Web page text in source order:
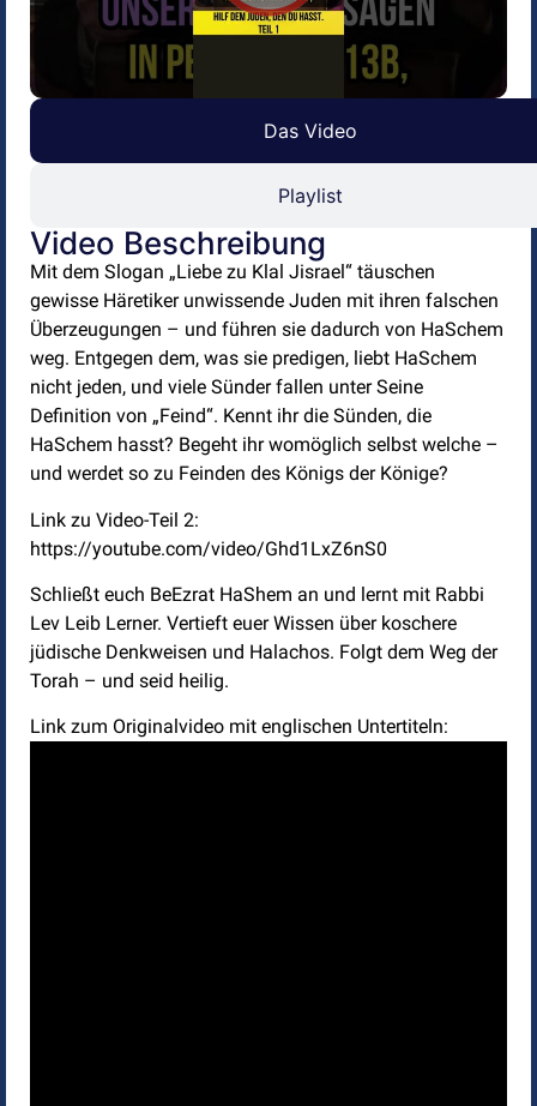
Das Video
Playlist
Video Beschreibung
Mit dem Slogan „Liebe zu Klal Jisrael“ täuschen
gewisse Häretiker unwissende Juden mit ihren falschen
Überzeugungen – und führen sie dadurch von HaSchem
weg. Entgegen dem, was sie predigen, liebt HaSchem
nicht jeden, und viele Sünder fallen unter Seine
Definition von „Feind“. Kennt ihr die Sünden, die
HaSchem hasst? Begeht ihr womöglich selbst welche –
und werdet so zu Feinden des Königs der Könige?
Link zu Video-Teil 2:
https://youtube.com/video/Ghd1LxZ6nS0
Schließt euch BeEzrat HaShem an und lernt mit Rabbi
Lev Leib Lerner. Vertieft euer Wissen über koschere
jüdische Denkweisen und Halachos. Folgt dem Weg der
Torah – und seid heilig.
Link zum Originalvideo mit englischen Untertiteln: